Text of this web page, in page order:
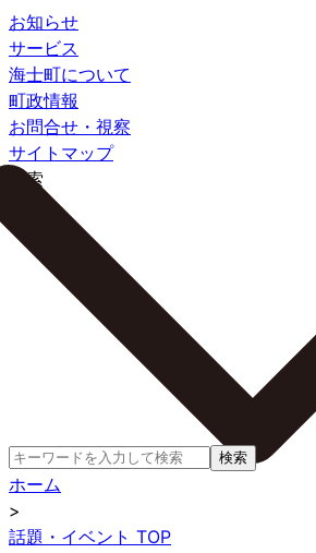
お知らせ
サービス
海士町について
町政情報
お問合せ・視察
サイトマップ
検索
検索
ホーム
>
話題・イベント TOP